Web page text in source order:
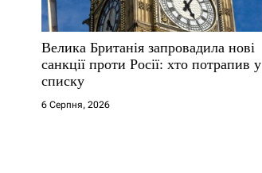
Велика Британія запровадила нові
санкції проти Росії: хто потрапив у
списку
6 Серпня, 2026